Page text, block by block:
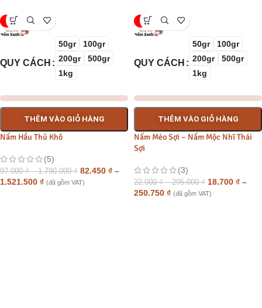
-15%
QUY CÁCH
50gr
100gr
200gr
500gr
1kg
THÊM VÀO GIỎ HÀNG
Nấm Hầu Thủ Khô
(5)
97.000₫ – 1.790.000₫ 82.450 ₫ –
1.521.500 ₫ (đã gồm VAT)
-15%
QUY CÁCH
50gr
100gr
200gr
500gr
1kg
THÊM VÀO GIỎ HÀNG
Nấm Mèo Sợi – Nấm Mộc Nhĩ Thái
Sợi
(3)
22.000₫ – 295.000₫ 18.700 ₫ –
250.750 ₫ (đã gồm VAT)